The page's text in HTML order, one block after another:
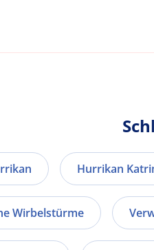
Hurrikan
Wirbelstürme